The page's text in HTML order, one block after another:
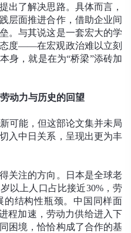
出了解决思路。具体而言，
层面推进合作，借助企业间
。与其说这是一套宏大的学
度——在宏观政治难以立刻
身，就是在为“桥梁”添砖加
动力与历史的回望
可能，但这部论文集并未局
入中日关系，呈现出更为丰
关注的方向。日本是全球老
以上人口占比接近30%，劳
结构性瓶颈。中国同样面
程加速，劳动力供给进入下
困境，恰恰构成了合作的基